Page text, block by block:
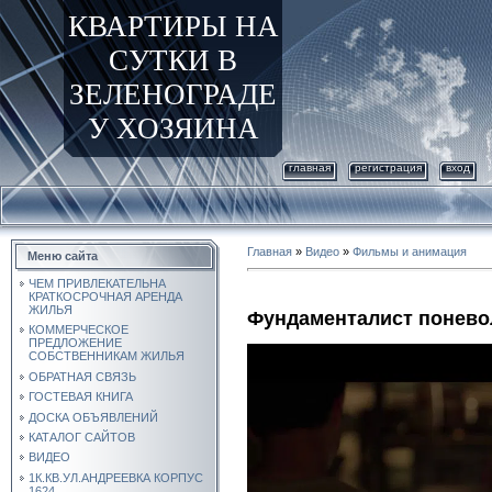
КВАРТИРЫ НА
СУТКИ В
ЗЕЛЕНОГРАДЕ
У ХОЗЯИНА
главная регистрация вход
Меню сайта
ЧЕМ ПРИВЛЕКАТЕЛЬНА
КРАТКОСРОЧНАЯ АРЕНДА
ЖИЛЬЯ
КОММЕРЧЕСКОЕ
ПРЕДЛОЖЕНИЕ
СОБСТВЕННИКАМ ЖИЛЬЯ
ОБРАТНАЯ СВЯЗЬ
ГОСТЕВАЯ КНИГА
ДОСКА ОБЪЯВЛЕНИЙ
КАТАЛОГ САЙТОВ
ВИДЕО
1К.КВ.УЛ.АНДРЕЕВКА КОРПУС
Главная » Видео » Фильмы и анимация
Фундаменталист